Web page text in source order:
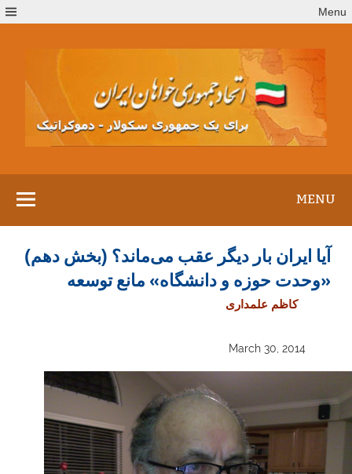
to
Menu
MENU
آیا ایران بار دیگر عقب می‌ماند؟ (بخش دهم)
«وحدت حوزه و دانشگاه» مانع توسعه
کاظم علمداری
March 30, 2014